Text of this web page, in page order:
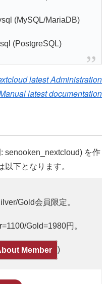
(MySQL/MariaDB)
(PostgreSQL)
latest Administration
latest documentation
senooken_nextcloud) を作
下となります。
Gold会員限定。
Gold=1980円。
Member )